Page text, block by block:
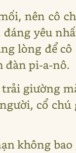
nên cô
yêu
lòng để
đàn pi-a-nô.
giường
cổ chú
không